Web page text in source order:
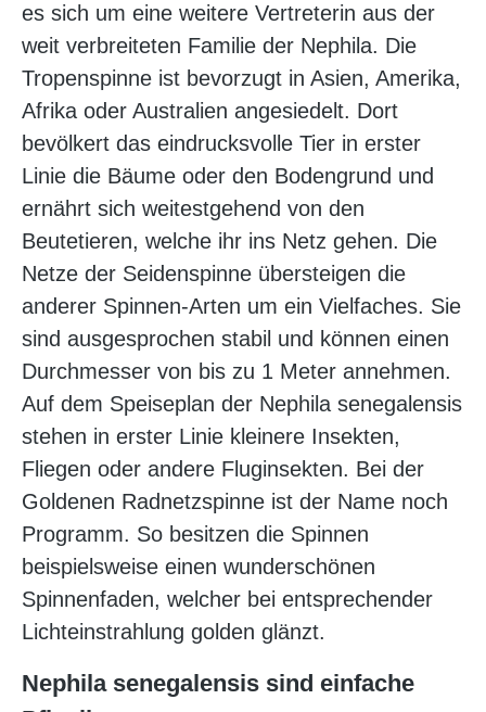
es sich um eine weitere Vertreterin aus der
weit verbreiteten Familie der Nephila. Die
Tropenspinne ist bevorzugt in Asien, Amerika,
Afrika oder Australien angesiedelt. Dort
bevölkert das eindrucksvolle Tier in erster
Linie die Bäume oder den Bodengrund und
ernährt sich weitestgehend von den
Beutetieren, welche ihr ins Netz gehen. Die
Netze der Seidenspinne übersteigen die
anderer Spinnen-Arten um ein Vielfaches. Sie
sind ausgesprochen stabil und können einen
Durchmesser von bis zu 1 Meter annehmen.
Auf dem Speiseplan der Nephila senegalensis
stehen in erster Linie kleinere Insekten,
Fliegen oder andere Fluginsekten. Bei der
Goldenen Radnetzspinne ist der Name noch
Programm. So besitzen die Spinnen
beispielsweise einen wunderschönen
Spinnenfaden, welcher bei entsprechender
Lichteinstrahlung golden glänzt.
Nephila senegalensis sind einfache